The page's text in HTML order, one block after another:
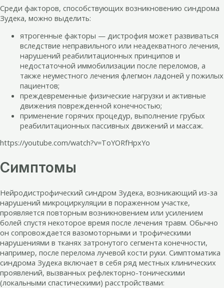
Среди факторов, способствующих возникновению синдрома
Зудека, можно выделить:
ятрогенные факторы — дистрофия может развиваться
вследствие неправильного или неадекватного лечения,
нарушений реабилитационных принципов и
недостаточной иммобилизации после переломов, а
также неуместного лечения флегмон ладоней у пожилых
пациентов;
преждевременные физические нагрузки и активные
движения поврежденной конечностью;
применение горячих процедур, выполнение грубых
реабилитационных пассивных движений и массаж.
https://youtube.com/watch?v=ToYORfHpxYo
Симптомы
Нейродистрофический синдром Зудека, возникающий из-за
нарушений микроциркуляции в пораженном участке,
проявляется повторным возникновением или усилением
болей спустя некоторое время после лечения травм. Обычно
он сопровождается вазомоторными и трофическими
нарушениями в тканях затронутого сегмента конечности,
например, после перелома лучевой кости руки. Симптоматика
синдрома Зудека включает в себя ряд местных клинических
проявлений, вызванных рефлекторно-тоническими
(локальными спастическими) расстройствами: